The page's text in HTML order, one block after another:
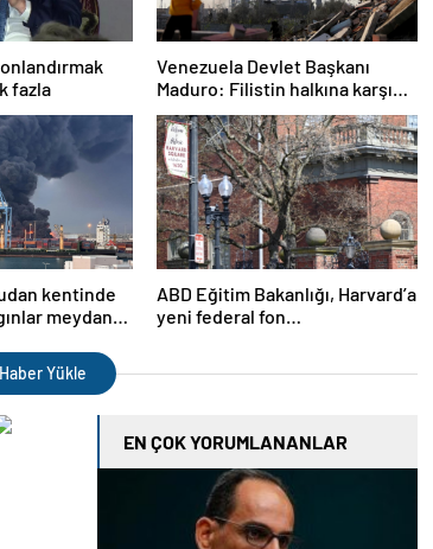
fazla
Venezuela Devlet Başkanı
Maduro: Filistin halkına karşı
bir imha savaşı yürütülüyor
kentinde
meydana
ABD Eğitim Bakanlığı, Harvard’a
yeni federal fon
Yükle
EN ÇOK YORUMLANANLAR